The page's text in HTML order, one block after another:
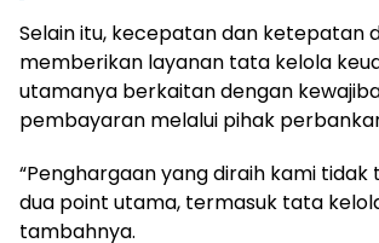
Selain itu, kecepatan dan ketepatan
memberikan layanan tata kelola
utamanya berkaitan dengan
pembayaran melalui pihak
“Penghargaan yang diraih kami
dua point utama, termasuk tata
tambahnya.